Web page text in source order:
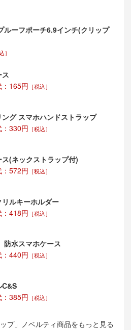
ルーフポーチ6.9インチ(クリップ
］
165円 ［税込］
ング スマホハンドストラップ
330円 ［税込］
(ネックストラップ付)
572円 ［税込］
ルキーホルダー
418円 ［税込］
防水スマホケース
440円 ［税込］
C&S
385円 ［税込］
ップ」ノベルティ商品をもっと見る